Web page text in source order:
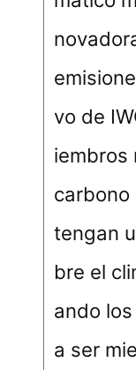
vo de
iembros
carbono
tengan
bre el
ando
a ser